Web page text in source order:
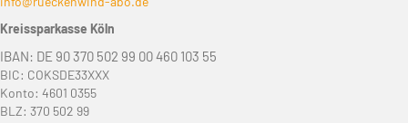
Kreissparkasse Köln
IBAN: DE 90 370 502 99 00 460 103 55
BIC: COKSDE33XXX
Konto: 4601 0355
BLZ: 370 502 99